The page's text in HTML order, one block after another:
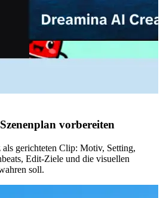
vorbereiten
als gerichteten Clip: Motiv, Setting,
Edit-Ziele und die visuellen
soll.